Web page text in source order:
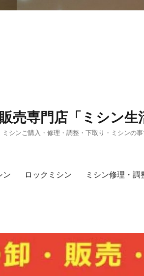
売専門店「ミシン生
シンご購入・修理・調整・下取り・ミシンの事
ン ロックミシン ミシン修理・調